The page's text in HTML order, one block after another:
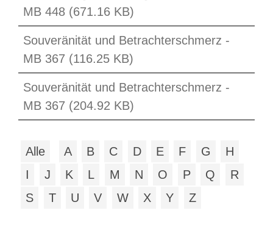
MB 448 (671.16 KB)
Souveränität und Betrachterschmerz -
MB 367 (116.25 KB)
Souveränität und Betrachterschmerz -
MB 367 (204.92 KB)
Alle A B C D E F G
H
I
J K L M N O P Q
R
S
T U V W X Y Z